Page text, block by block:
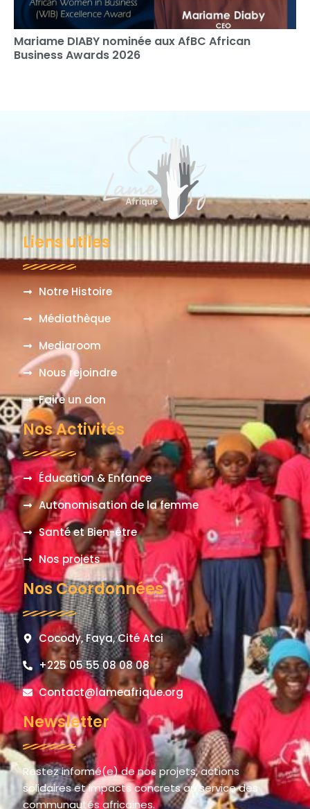
Mariame DIABY nominée aux AfBC African
Business Awards 2026
Liens utiles
Notre Histoire
Médiathèque
Mediaroom
Nous rejoindre
Faire un don
Nos Activités
Éducation & Enfance
Autonomisation de la femme
Santé et Bien-être
Nos projets
Nos Coordonnées
Cocody, Faya, Cité Atci
+225 05 55 08 08 08
Contact@lameafrique.org
Newsletter
Restez informé(e) de nos projets, actions
solidaires et impacts concrets au service des
communautés africaines.